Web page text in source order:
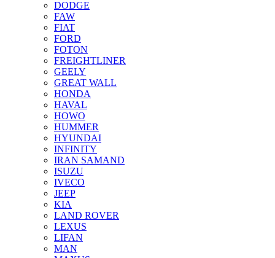
DODGE
FAW
FIAT
FORD
FOTON
FREIGHTLINER
GEELY
GREAT WALL
HONDA
HAVAL
HOWO
HUMMER
HYUNDAI
INFINITY
IRAN SAMAND
ISUZU
IVECO
JEEP
KIA
LAND ROVER
LEXUS
LIFAN
MAN